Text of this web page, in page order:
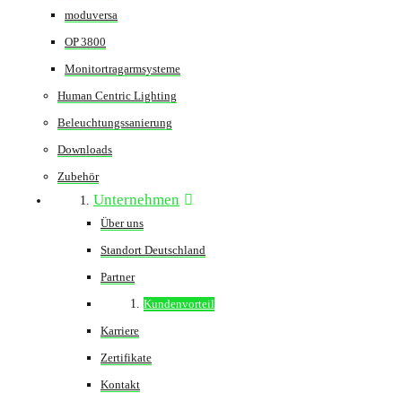
moduversa
OP 3800
Monitortragarmsysteme
Human Centric Lighting
Beleuchtungssanierung
Downloads
Zubehör
Unternehmen
Über uns
Standort Deutschland
Partner
Kundenvorteil
Karriere
Zertifikate
Kontakt